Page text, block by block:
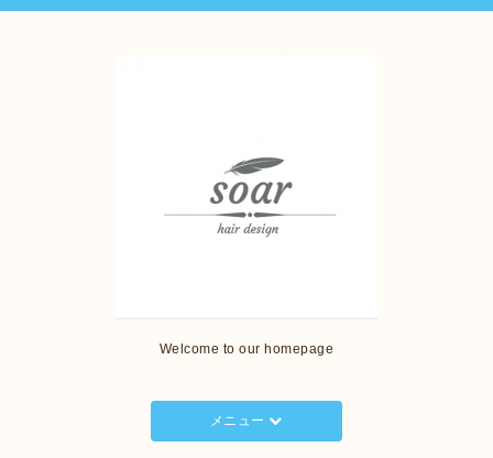
Welcome to our homepage
メニュー